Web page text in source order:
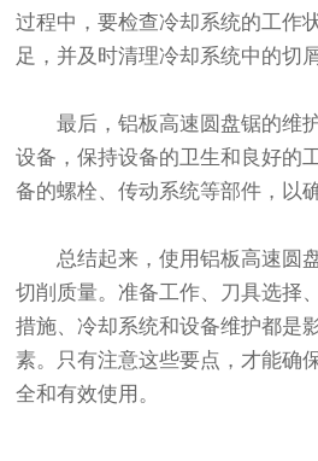
过程中，要检查冷却系统的工作
足，并及时清理冷却系统中的切
最后，铝板高速圆盘锯的维
设备，保持设备的卫生和良好的
备的螺栓、传动系统等部件，以
总结起来，使用铝板高速圆盘
切削质量。准备工作、刀具选择
措施、冷却系统和设备维护都是
素。只有注意这些要点，才能确
全和有效使用。